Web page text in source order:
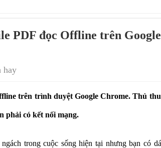
PDF đọc Offline trên Google
hay
trên trình duyệt Google Chrome. Thủ
phải có kết nối mạng.
trong cuộc sống hiện tại nhưng bạn có